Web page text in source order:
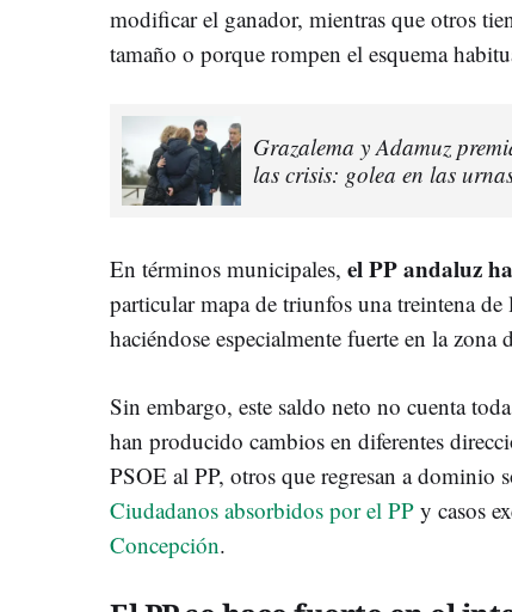
modificar el ganador, mientras que otros
tamaño o porque rompen el esquema
Grazalema y Adamuz
las crisis: golea en las
En términos municipales, el PP andaluz
particular mapa de triunfos una treintena
haciéndose especialmente fuerte en la
Sin embargo, este saldo neto no cuenta
han producido cambios en diferentes
PSOE al PP, otros que regresan a dominio
Ciudadanos absorbidos por el PP y casos
Concepción.